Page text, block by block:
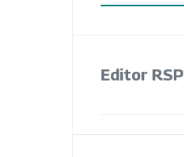
Editor RSP